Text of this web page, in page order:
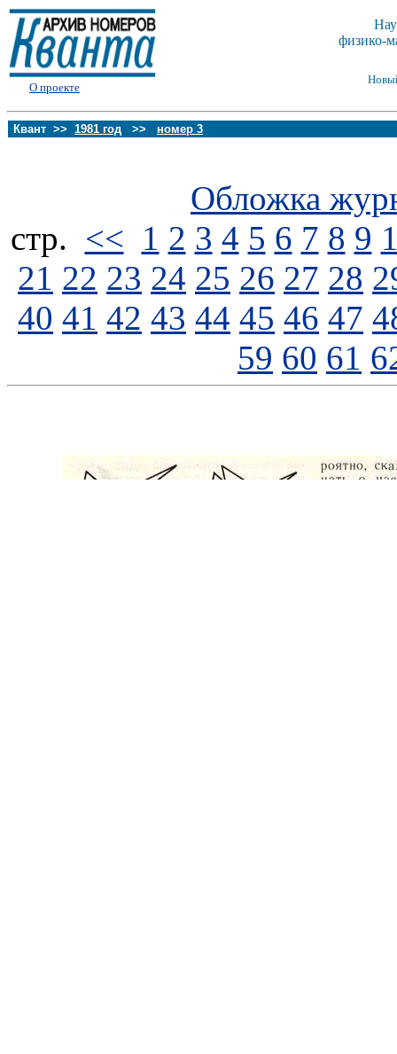
О проекте
физико-
Квант >> 1981 год >> номер 3
Обложка
стp. << 1 2 3 4 5 6 7 8 9
21 22 23 24 25 26 27 28
40 41 42 43 44 45 46 47
59 60 61